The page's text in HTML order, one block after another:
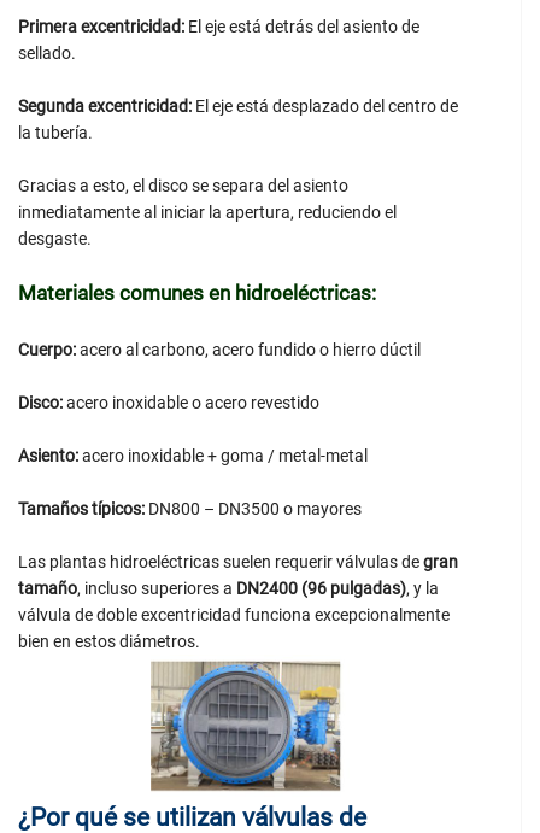
Primera excentricidad: El eje está detrás del asiento de
sellado.
Segunda excentricidad: El eje está desplazado del centro de
la tubería.
Gracias a esto, el disco se separa del asiento
inmediatamente al iniciar la apertura, reduciendo el
desgaste.
Materiales comunes en hidroeléctricas:
Cuerpo:acero al carbono, acero fundido o hierro dúctil
Disco:acero inoxidable o acero revestido
Asiento:acero inoxidable + goma / metal-metal
Tamaños típicos: DN800 – DN3500 o mayores
Las plantas hidroeléctricas suelen requerir válvulas degran
tamaño, incluso superiores a DN2400 (96 pulgadas), y la
válvula de doble excentricidad funciona excepcionalmente
bien en estos diámetros.
¿Por qué se utilizan válvulas de